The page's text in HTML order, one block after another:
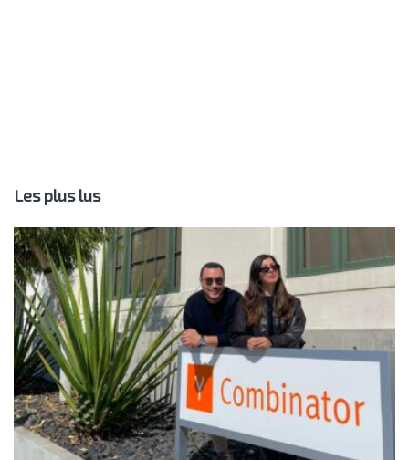
Les plus lus